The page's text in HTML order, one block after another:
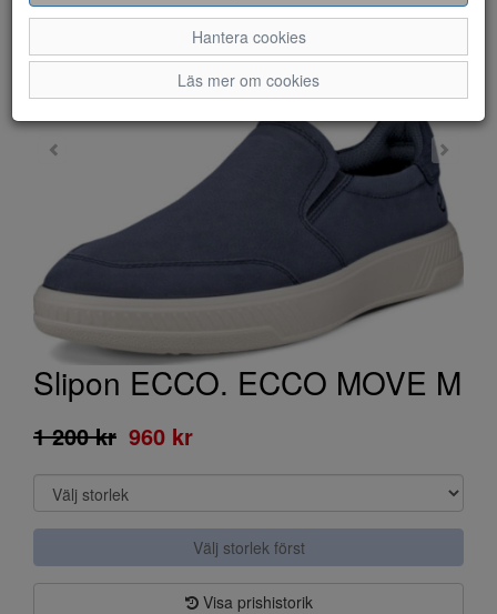
Slipon ECCO. ECCO MOVE M
1 200 kr 960 kr
Välj storlek först
Visa prishistorik
Hantera cookies
Läs mer om cookies